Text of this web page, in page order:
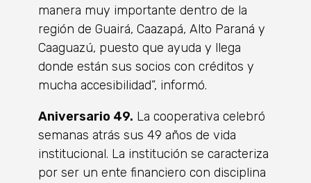
manera muy importante dentro de la
región de Guairá, Caazapá, Alto Paraná y
Caaguazú, puesto que ayuda y llega
donde están sus socios con créditos y
mucha accesibilidad”, informó.
Aniversario 49. La cooperativa celebró
semanas atrás sus 49 años de vida
institucional. La institución se caracteriza
por ser un ente financiero con disciplina